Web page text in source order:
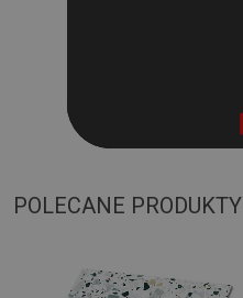
POLECANE PRODUKTY